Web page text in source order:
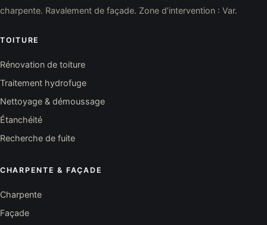
charpente. Ravalement de façade. Zone d’intervention : Var.
TOITURE
Rénovation de toiture
Traitement hydrofuge
Nettoyage & démoussage
Étanchéité
Recherche de fuite
CHARPENTE & FAÇADE
Charpente
Façade